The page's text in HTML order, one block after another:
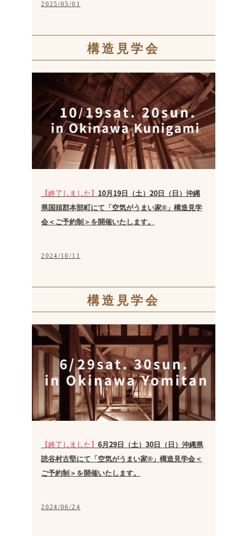
2025/05/01
構造見学会
【終了しました】 10月19日（土）20日（日）沖縄
県国頭郡本部町にて「空気がうまい家®」構造見学
会＜ご予約制＞を開催いたします。
2024/10/11
構造見学会
【終了しました】6月29日（土）30日（日）沖縄県
読谷村古堅にて「空気がうまい家®」構造見学会＜
ご予約制＞を開催いたします。
2024/06/24